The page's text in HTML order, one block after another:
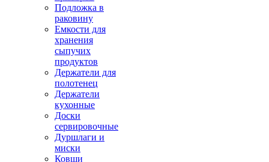
Подложка в
раковину
Емкости для
хранения
сыпучих
продуктов
Держатели для
полотенец
Держатели
кухонные
Доски
сервировочные
Дуршлаги и
миски
Ковши